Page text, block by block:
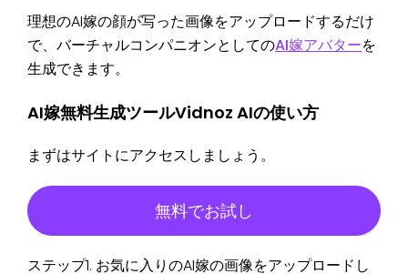
理想のAI嫁の顔が写った画像をアップロードするだけ
で、バーチャルコンパニオンとしてのAI嫁アバターを
生成できます。
AI嫁無料生成ツールVidnoz AIの使い方
まずはサイトにアクセスしましょう。
無料でお試し
ステップ1. お気に入りのAI嫁の画像をアップロードし